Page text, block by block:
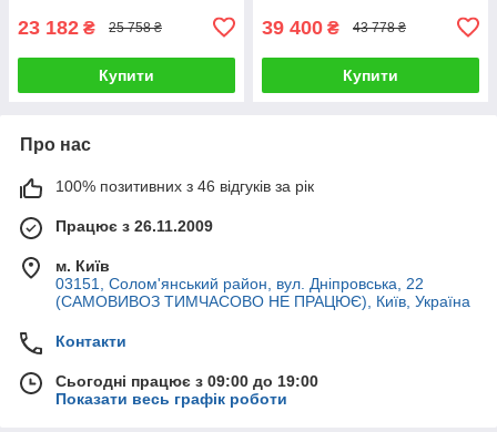
23 182 ₴ 25 758 ₴
Купити
39 400 ₴ 43 778 ₴
Купити
Про нас
100% позитивних з 46 відгуків за рік
Працює з 26.11.2009
м. Київ
03151, Солом'янський район, вул. Дніпровська, 22
(САМОВИВОЗ ТИМЧАСОВО НЕ ПРАЦЮЄ), Київ, Україна
Контакти
Сьогодні працює з 09:00 до 19:00
Показати весь графік роботи